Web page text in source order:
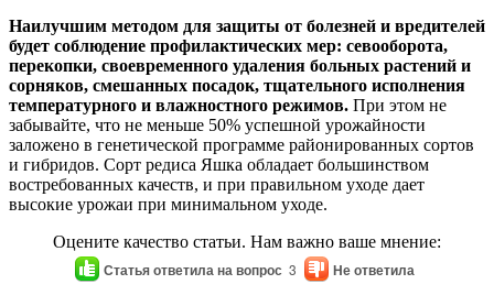
Наилучшим методом для защиты от болезней и вредителей
будет соблюдение профилактических мер: севооборота,
перекопки, своевременного удаления больных растений и
сорняков, смешанных посадок, тщательного исполнения
температурного и влажностного режимов. При этом не
забывайте, что не меньше 50% успешной урожайности
заложено в генетической программе районированных сортов
и гибридов. Сорт редиса Яшка обладает большинством
востребованных качеств, и при правильном уходе дает
высокие урожаи при минимальном уходе.
Оцените качество статьи. Нам важно ваше мнение:
Статья ответила на вопрос 3 Не ответила